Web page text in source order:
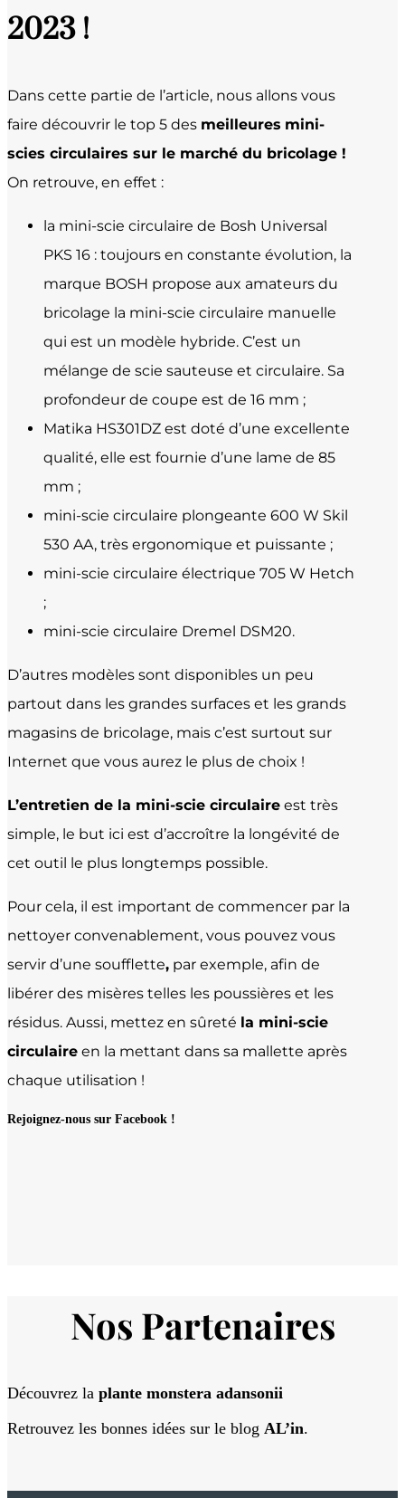
2023 !
Dans cette partie de l’article, nous allons vous
faire découvrir le top 5 des meilleures mini-
scies circulaires sur le marché du bricolage !
On retrouve, en effet :
la mini-scie circulaire de Bosh Universal
PKS 16 : toujours en constante évolution, la
marque BOSH propose aux amateurs du
bricolage la mini-scie circulaire manuelle
qui est un modèle hybride. C’est un
mélange de scie sauteuse et circulaire. Sa
profondeur de coupe est de 16 mm ;
Matika HS301DZ est doté d’une excellente
qualité, elle est fournie d’une lame de 85
mm ;
mini-scie circulaire plongeante 600 W Skil
530 AA, très ergonomique et puissante ;
mini-scie circulaire électrique 705 W Hetch
;
mini-scie circulaire Dremel DSM20.
D’autres modèles sont disponibles un peu
partout dans les grandes surfaces et les grands
magasins de bricolage, mais c’est surtout sur
Internet que vous aurez le plus de choix !
L’entretien de la mini-scie circulaire est très
simple, le but ici est d’accroître la longévité de
cet outil le plus longtemps possible.
Pour cela, il est important de commencer par la
nettoyer convenablement, vous pouvez vous
servir d’une soufflette, par exemple, afin de
libérer des misères telles les poussières et les
résidus. Aussi, mettez en sûreté la mini-scie
circulaire en la mettant dans sa mallette après
chaque utilisation !
Rejoignez-nous sur Facebook !
Nos Partenaires
Découvrez la plante monstera adansonii
Retrouvez les bonnes idées sur le blog AL’in.